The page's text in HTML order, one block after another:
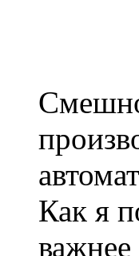
Как я
важнее